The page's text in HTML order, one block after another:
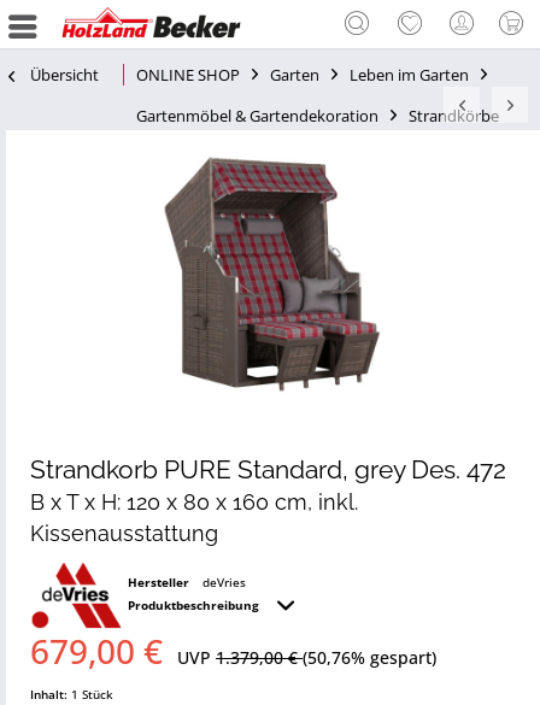
Übersicht ONLINE SHOP Garten
Leben im Garten
Gartenmöbel & Gartendekoration
Strandkörbe
Strandkorb PURE Standard, grey Des. 472
B x T x H: 120 x 80 x 160 cm, inkl.
Kissenausstattung
Hersteller
deVries
Produktbeschreibung
679,00 € UVP 1.379,00 €(50,76% gespart)
Inhalt: 1 Stück